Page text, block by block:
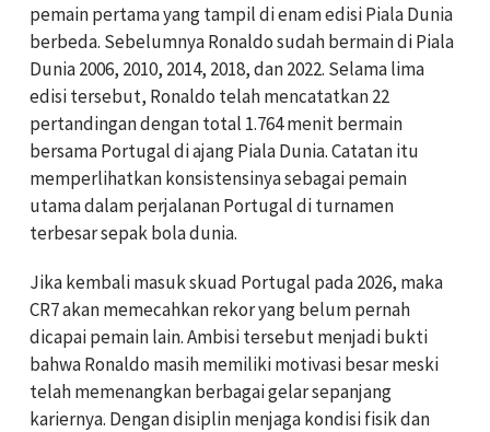
pemain pertama yang tampil di enam edisi Piala Dunia
berbeda. Sebelumnya Ronaldo sudah bermain di Piala
Dunia 2006, 2010, 2014, 2018, dan 2022. Selama lima
edisi tersebut, Ronaldo telah mencatatkan 22
pertandingan dengan total 1.764 menit bermain
bersama Portugal di ajang Piala Dunia. Catatan itu
memperlihatkan konsistensinya sebagai pemain
utama dalam perjalanan Portugal di turnamen
terbesar sepak bola dunia.
Jika kembali masuk skuad Portugal pada 2026, maka
CR7 akan memecahkan rekor yang belum pernah
dicapai pemain lain. Ambisi tersebut menjadi bukti
bahwa Ronaldo masih memiliki motivasi besar meski
telah memenangkan berbagai gelar sepanjang
kariernya. Dengan disiplin menjaga kondisi fisik dan